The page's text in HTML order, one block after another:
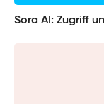
Sora AI: Zugriff